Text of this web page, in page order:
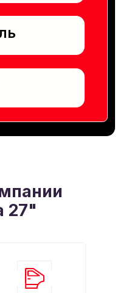
27"